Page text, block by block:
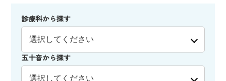
診療科から探す
五十音から探す